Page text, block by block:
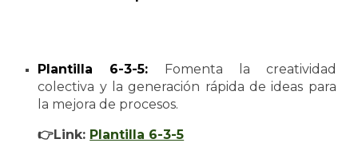
Plantilla 6-3-5: Fomenta la creatividad
colectiva y la generación rápida de ideas para
la mejora de procesos.
👉Link: Plantilla 6-3-5